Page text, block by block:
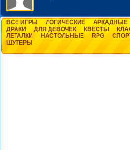
ВСЕ ИГРЫ ЛОГИЧЕСКИЕ АРКАДНЫЕ
ДРАКИ
ДЛЯ ДЕВОЧЕК КВЕСТЫ
ЛЕТАЛКИ
НАСТОЛЬНЫЕ RPG
ШУТЕРЫ